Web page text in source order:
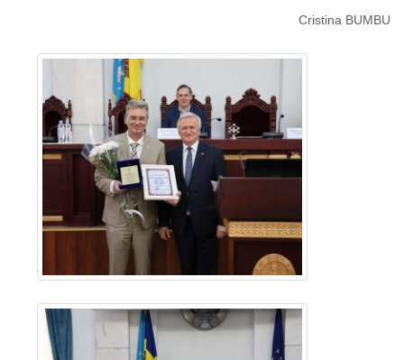
Cristina BUMBU